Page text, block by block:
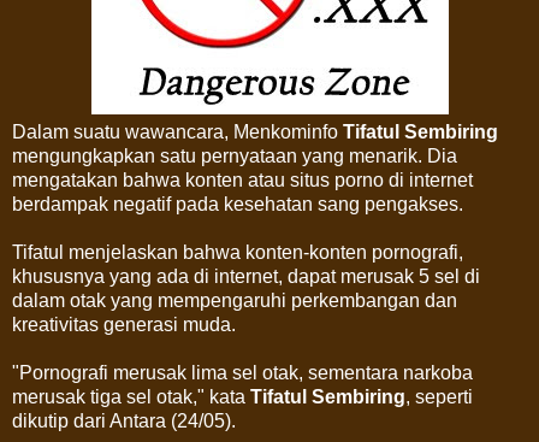
Dalam suatu wawancara, Menkominfo Tifatul Sembiring
mengungkapkan satu pernyataan yang menarik. Dia
mengatakan bahwa konten atau situs porno di internet
berdampak negatif pada kesehatan sang pengakses.
Tifatul menjelaskan bahwa konten-konten pornografi,
khususnya yang ada di internet, dapat merusak 5 sel di
dalam otak yang mempengaruhi perkembangan dan
kreativitas generasi muda.
"Pornografi merusak lima sel otak, sementara narkoba
merusak tiga sel otak," kata Tifatul Sembiring, seperti
dikutip dari Antara (24/05).